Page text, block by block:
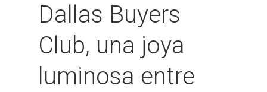
Dallas Buyers
Club, una joya
luminosa entre